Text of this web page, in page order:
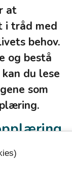
at
i tråd med
behov.
og bestå
du lese
som